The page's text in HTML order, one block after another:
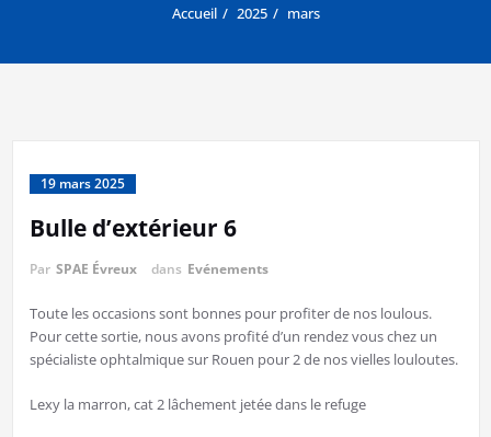
Accueil 2025 mars
19 mars 2025
Bulle d’extérieur 6
Par SPAE Évreux dans Evénements
Toute les occasions sont bonnes pour profiter de nos loulous.
Pour cette sortie, nous avons profité d’un rendez vous chez un
spécialiste ophtalmique sur Rouen pour 2 de nos vielles louloutes.
Lexy la marron, cat 2 lâchement jetée dans le refuge